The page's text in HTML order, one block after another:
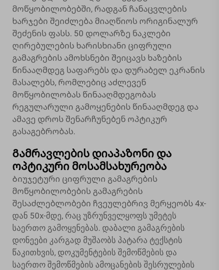
მოწყობილობებში, რადგან ჩანაცვლების
ხარჯები შეიძლება მიაღწიოს ორიგინალურ
შეძენის ფასს. 50 დოლარზე ნაკლები
ღირებულების ხარისხიანი ციფრული
გამაგრების ამოხსნები შეიცავს ხაზების
წინააღმდეგ საფარებს და დურაბელ ეკრანის
მასალებს, რომლებიც აძლევენ
მოწყობილობას წინააღმდეგობას
რეგულარული გამოყენების წინააღმდეგ და
ამავე დროს შენარჩუნებენ ოპტიკურ
გასაგებრობას.
Გამრავლების დიაპაზონი და
ოპტიკური მოსამსახურეობა
Ბიუჯეტური ციფრული გამაგრების
მოწყობილობების გამაგრების
შესაძლებლობები ჩვეულებრივ მერყეობს 4x-
დან 50x-მდე, რაც უზრუნველყოფს უმეტეს
საერთო გამოყენებას. დაბალი გამაგრების
დონეები კარგად მუშაობს პატარა ტექსტის
წაკითხვის, დოკუმენტების შემოწმების და
საერთო შემოწმების ამოცანების შესრულების